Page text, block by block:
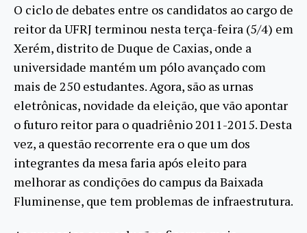
O ciclo de debates entre os candidatos ao cargo de
reitor da UFRJ terminou nesta terça-feira (5/4) em
Xerém, distrito de Duque de Caxias, onde a
universidade mantém um pólo avançado com
mais de 250 estudantes. Agora, são as urnas
eletrônicas, novidade da eleição, que vão apontar
o futuro reitor para o quadriênio 2011-2015. Desta
vez, a questão recorrente era o que um dos
integrantes da mesa faria após eleito para
melhorar as condições do campus da Baixada
Fluminense, que tem problemas de infraestrutura.